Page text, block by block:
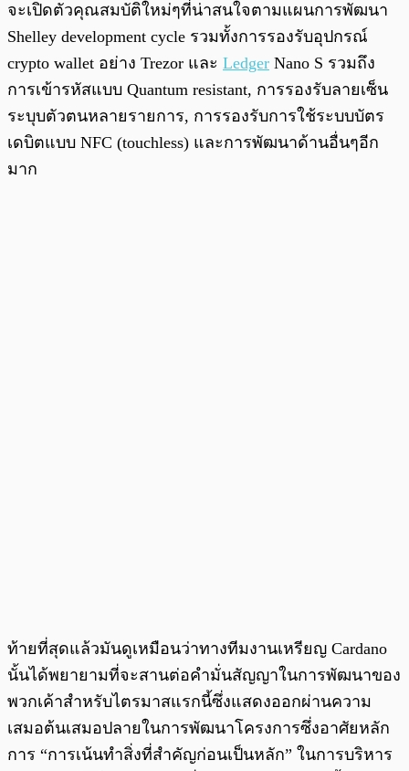
จะเปิดตัวคุณสมบัติใหม่ๆที่น่าสนใจตามแผนการพัฒนา
Shelley development cycle รวมทั้งการรองรับอุปกรณ์
crypto wallet อย่าง Trezor และ Ledger Nano S รวมถึง
การเข้ารหัสแบบ Quantum resistant, การรองรับลายเซ็น
ระบุบตัวตนหลายรายการ, การรองรับการใช้ระบบบัตร
เดบิตแบบ NFC (touchless) และการพัฒนาด้านอื่นๆอีก
มาก
ท้ายที่สุดแล้วมันดูเหมือนว่าทางทีมงานเหรียญ Cardano
นั้นได้พยายามที่จะสานต่อคำมั่นสัญญาในการพัฒนาของ
พวกเค้าสำหรับไตรมาสแรกนี้ซึ่งแสดงออกผ่านความ
เสมอต้นเสมอปลายในการพัฒนาโครงการซึ่งอาศัยหลัก
การ “การเน้นทำสิ่งที่สำคัญก่อนเป็นหลัก” ในการบริหาร